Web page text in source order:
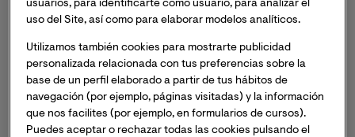
Síguenos:
usuarios, para identificarte como usuario, para analizar el
uso del Site, así como para elaborar modelos analíticos.
Utilizamos también cookies para mostrarte publicidad
personalizada relacionada con tus preferencias sobre la
base de un perfil elaborado a partir de tus hábitos de
navegación (por ejemplo, páginas visitadas) y la información
que nos facilites (por ejemplo, en formularios de cursos).
Puedes aceptar o rechazar todas las cookies pulsando el